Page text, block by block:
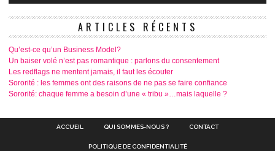
ARTICLES RÉCENTS
Qu’est-ce qu’un Business Model?
Un baiser volé n’est pas romantique : parlons du consentement
Les redflags ne mentent jamais, il faut les écouter
Sororité : les femmes ont des raisons de ne pas se faire confiance
Sororité: chaque femme a besoin d’une « tribu »…mais laquelle ?
ACCUEIL QUI SOMMES-NOUS ? CONTACT
POLITIQUE DE CONFIDENTIALITÉ